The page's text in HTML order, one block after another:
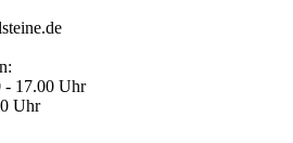
- 17.00 Uhr
Uhr